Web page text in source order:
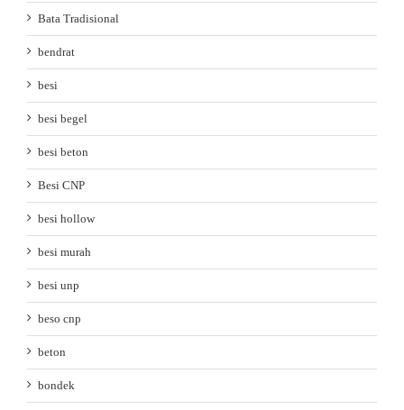
Bata Tradisional
bendrat
besi
besi begel
besi beton
Besi CNP
besi hollow
besi murah
besi unp
beso cnp
beton
bondek